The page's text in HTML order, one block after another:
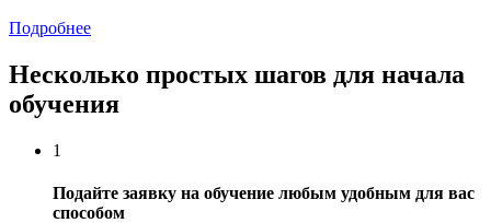
Подробнее
Несколько простых шагов для начала
обучения
1
Подайте заявку на обучение любым удобным для вас
способом